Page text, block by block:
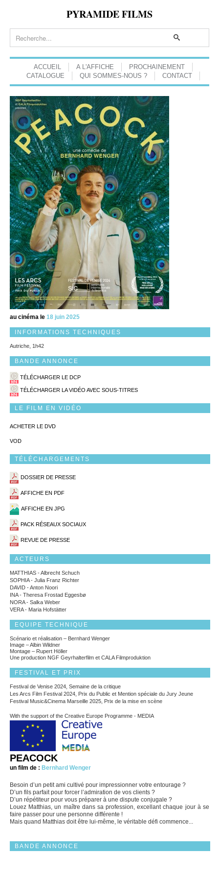
PYRAMIDE FILMS
ACCUEIL A L'AFFICHE
PROCHAINEMENT
CATALOGUE
QUI SOMMES-NOUS ? CONTACT
au cinéma le 18 juin 2025
INFORMATIONS TECHNIQUES
Autriche, 1h42
BANDE ANNONCE
TÉLÉCHARGER LE DCP
TÉLÉCHARGER LA VIDÉO AVEC SOUS-TITRES
LE FILM EN VIDÉO
ACHETER LE DVD
VOD
TÉLÉCHARGEMENTS
DOSSIER DE PRESSE
AFFICHE EN PDF
AFFICHE EN JPG
PACK RÉSEAUX SOCIAUX
REVUE DE PRESSE
ACTEURS
MATTHIAS - Albrecht Schuch
SOPHIA - Julia Franz Richter
DAVID - Anton Noori
INA - Theresa Frostad Eggesbø
NORA - Salka Weber
VERA - Maria Hofstätter
EQUIPE TECHNIQUE
Scénario et réalisation – Bernhard Wenger
Image – Albin Wildner
Montage – Rupert Höller
Une production NGF Geyrhalterfilm et CALA Filmproduktion
FESTIVAL ET PRIX
Festival de Venise 2024, Semaine de la critique
Les Arcs Film Festival 2024, Prix du Public et Mention spéciale du Jury Jeune
Festival Music&Cinema Marseille 2025, Prix de la mise en scène
With the support of the Creative Europe Programme - MEDIA
PEACOCK
un film de : Bernhard Wenger
Besoin d’un petit ami cultivé pour impressionner votre entourage ?
D’un fils parfait pour forcer l’admiration de vos clients ?
D’un répétiteur pour vous préparer à une dispute conjugale ?
Louez Matthias, un maître dans sa profession, excellant chaque jour à se
faire passer pour une personne différente !
Mais quand Matthias doit être lui-même, le véritable défi commence...
BANDE ANNONCE